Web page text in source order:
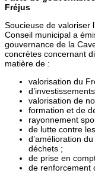
Fréjus
Soucieuse de valoriser
Conseil municipal a
gouvernance de la
concrètes concernant
matière de :
valorisation du
valorisation de
formation et de
rayonnement
de lutte contre
d’amélioration
déchets ;
de prise en
de renforcement